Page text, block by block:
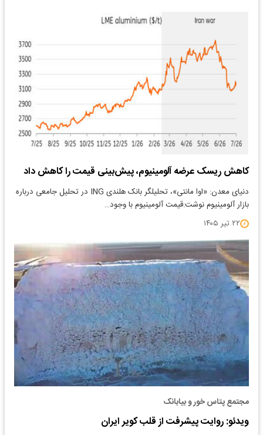
کاهش ریسک عرضه آلومینیوم، پیش‌بینی‌ قیمت را کاهش داد
دنیای معدن: «اوا مانتی»، تحلیلگر بانک هلندی ING در تحلیل جامعی درباره
بازار آلومینیوم نوشت:قیمت آلومینیوم با وجود…
۲۲ تیر ۱۴۰۵
مجتمع پتاس خور و بیابانک
ویدئو: روایت پیشرفت از قلب کویر ایران